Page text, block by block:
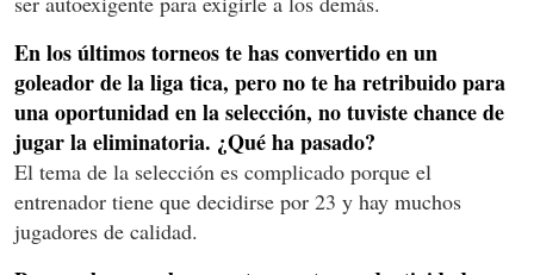
En los últimos torneos te has convertido en un
goleador de la liga tica, pero no te ha retribuido para
una oportunidad en la selección, no tuviste chance de
jugar la eliminatoria. ¿Qué ha pasado?
El tema de la selección es complicado porque el
entrenador tiene que decidirse por 23 y hay muchos
jugadores de calidad.